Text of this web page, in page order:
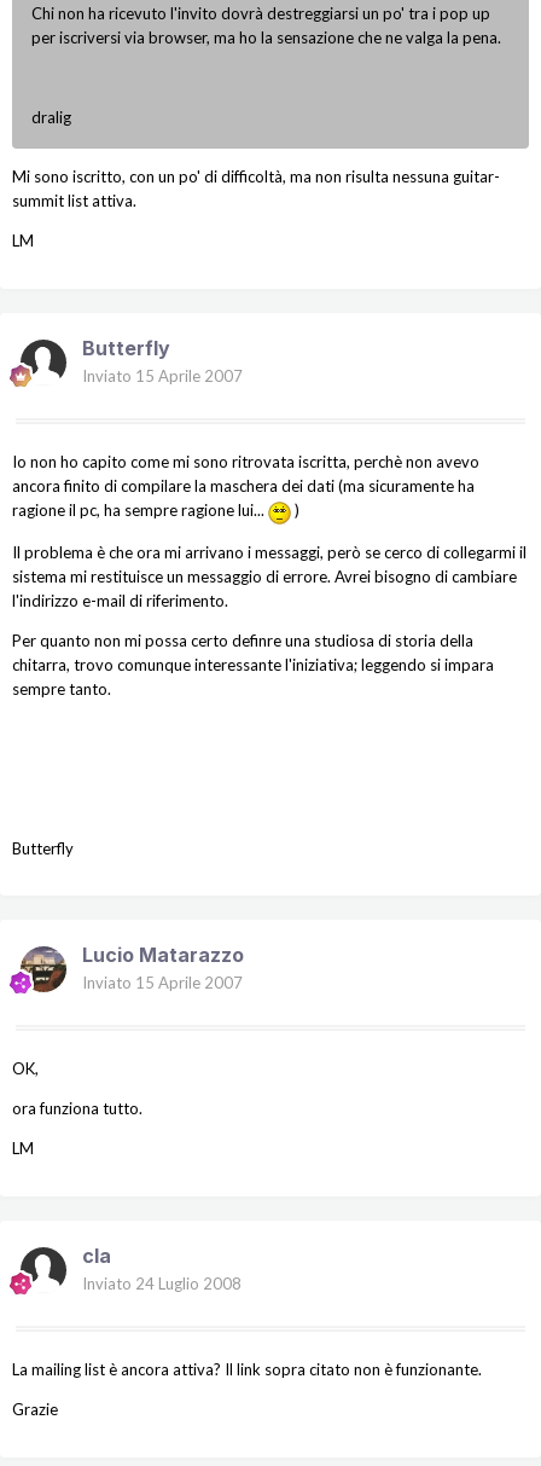
Chi non ha ricevuto l'invito dovrà destreggiarsi un po' tra i pop up
per iscriversi via browser, ma ho la sensazione che ne valga la pena.
dralig
Mi sono iscritto, con un po' di difficoltà, ma non risulta nessuna guitar-
summit list attiva.
LM
Butterfly
Inviato 15 Aprile 2007
Io non ho capito come mi sono ritrovata iscritta, perchè non avevo
ancora finito di compilare la maschera dei dati (ma sicuramente ha
ragione il pc, ha sempre ragione lui...
)
Il problema è che ora mi arrivano i messaggi, però se cerco di collegarmi il
sistema mi restituisce un messaggio di errore. Avrei bisogno di cambiare
l'indirizzo e-mail di riferimento.
Per quanto non mi possa certo definre una studiosa di storia della
chitarra, trovo comunque interessante l'iniziativa; leggendo si impara
sempre tanto.
Butterfly
Lucio Matarazzo
Inviato 15 Aprile 2007
OK,
ora funziona tutto.
LM
cla
Inviato 24 Luglio 2008
La mailing list è ancora attiva? Il link sopra citato non è funzionante.
Grazie